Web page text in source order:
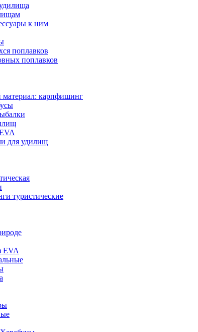
к ним
поплавков
поплавков
карпфишинг
для удилищ
туристические
EVA